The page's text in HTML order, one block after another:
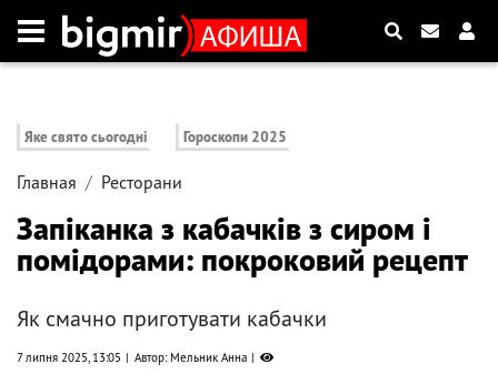
Яке свято сьогодні Гороскопи 2025
Главная Ресторани
Запіканка з кабачків з сиром і
помідорами: покроковий рецепт
Як смачно приготувати кабачки
7 липня 2025, 13:05 Автор: Мельник Анна